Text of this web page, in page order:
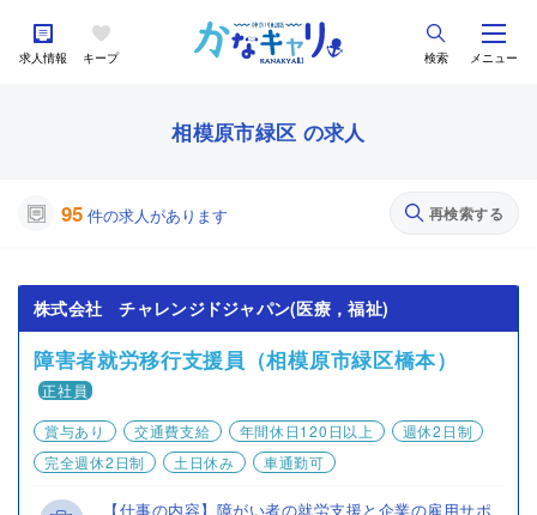
求人情報 キープ 検索 メニュー
相模原市緑区 の求人
95 件の求人があります 再検索する
株式会社 チャレンジドジャパン(医療，福祉)
障害者就労移行支援員（相模原市緑区橋本）
正社員
賞与あり
交通費支給 年間休日120日以上
週休2日制
完全週休2日制
土日休み 車通勤可
【仕事の内容】障がい者の就労支援と企業の雇用サポ